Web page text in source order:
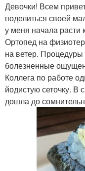
Девочки! Всем
поделиться своей
у меня начала расти
Ортопед на
на ветер.
болезненные
Коллега по работе
йодистую сеточку. В
дошла до